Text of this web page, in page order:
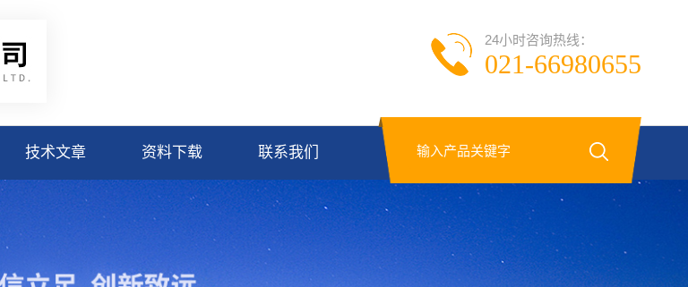
24小时咨询热线：
021-66980655
技术文章 资料下载 联系我们